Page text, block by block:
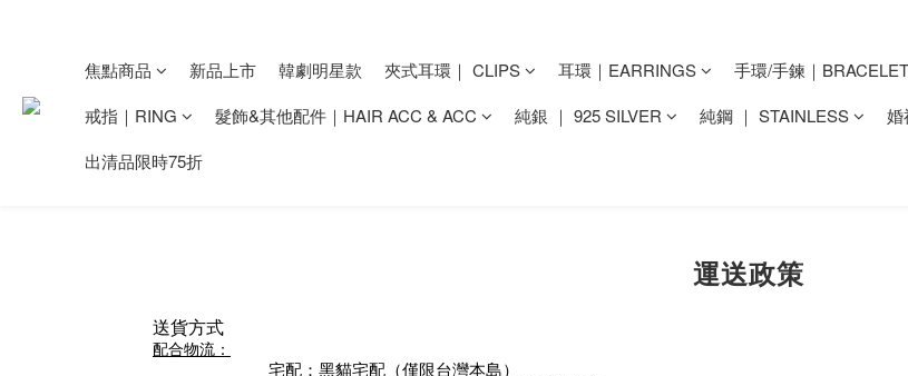
焦點商品 新品上市 韓劇明星款 夾式耳環｜ CLIPS 耳環｜EARRINGS 手環/手鍊｜BRACELET
戒指｜RING
髮飾&其他配件｜HAIR ACC & ACC 純銀 ｜ 925 SILVER 純鋼 ｜ STAINLESS
婚
出清品限時75折
運送政策
送貨方式
配合物流：
宅配：黑貓宅配（僅限台灣本島）